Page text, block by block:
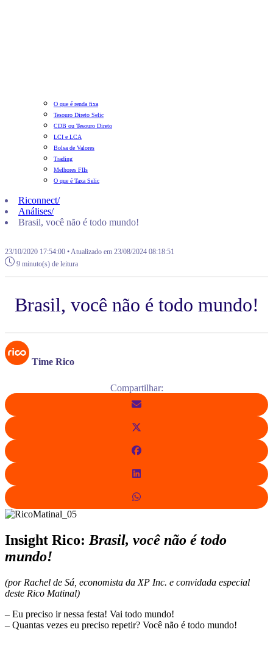
O que é renda fixa
Tesouro Direto Selic
CDB ou Tesouro Direto
LCI e LCA
Bolsa de Valores
Trading
Melhores FIIs
O que é Taxa Selic
Riconnect/
Análises/
Brasil, você não é todo mundo!
23/10/2020 17:54:00 • Atualizado em 23/08/2024 08:18:51
9 minuto(s) de leitura
Brasil, você não é todo mundo!
Time Rico
Compartilhar:
Insight Rico: Brasil, você não é todo
mundo!
(por Rachel de Sá, economista da XP Inc. e convidada especial
deste Rico Matinal)
– Eu preciso ir nessa festa! Vai todo mundo!
– Quantas vezes eu preciso repetir? Você não é todo mundo!